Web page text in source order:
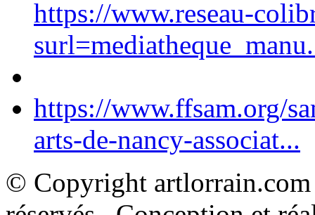
https://www.reseau-
https://www.ffsam.org/
arts-de-nancy-associat...
© Copyright